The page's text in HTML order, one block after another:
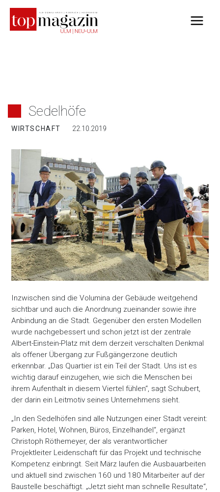
Inhalt
springen
Sedelhöfe
WIRTSCHAFT 22.10.2019
Inzwischen sind die Volumina der Gebäude weitgehend
sichtbar und auch die Anordnung zueinander sowie ihre
Anbindung an die Stadt. Gegenüber den ersten Modellen
wurde nachgebessert und schon jetzt ist der zentrale
Albert-Einstein-Platz mit dem derzeit verschalten Denkmal
als offener Übergang zur Fußgängerzone deutlich
erkennbar. „Das Quartier ist ein Teil der Stadt. Uns ist es
wichtig darauf einzugehen, wie sich die Menschen bei
ihrem Aufenthalt in diesem Viertel fühlen“, sagt Schubert,
der darin ein Leitmotiv seines Unternehmens sieht.
„In den Sedelhöfen sind alle Nutzungen einer Stadt vereint:
Parken, Hotel, Wohnen, Büros, Einzelhandel“, ergänzt
Christoph Röthemeyer, der als verantwortlicher
Projektleiter Leidenschaft für das Projekt und technische
Kompetenz einbringt. Seit März laufen die Ausbauarbeiten
und aktuell sind zwischen 160 und 180 Mitarbeiter auf der
Baustelle beschäftigt. „Jetzt sieht man schnelle Resultate“,